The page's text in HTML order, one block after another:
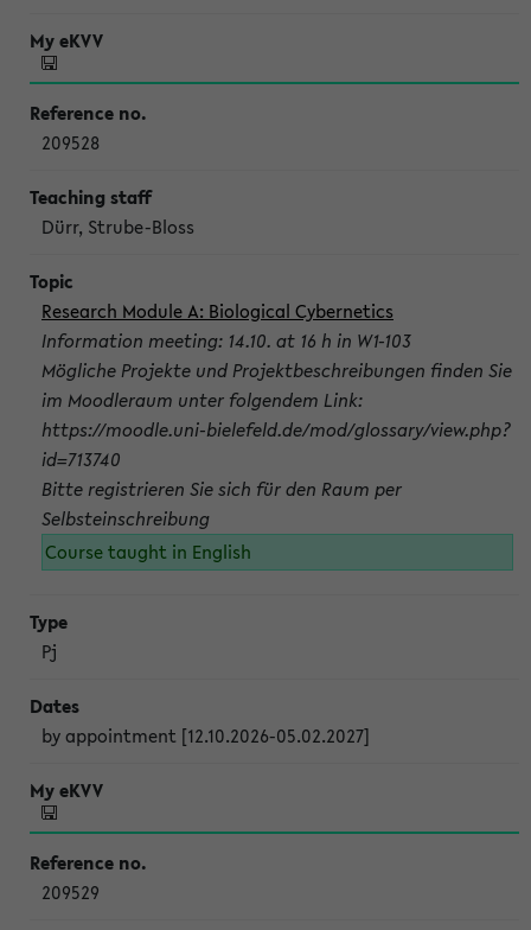
209528
Dürr, Strube-Bloss
Research Module A: Biological Cybernetics
Information meeting: 14.10. at 16 h in W1-103
Mögliche Projekte und Projektbeschreibungen finden Sie
im Moodleraum unter folgendem Link:
https://moodle.uni-bielefeld.de/mod/glossary/view.php?
id=713740
Bitte registrieren Sie sich für den Raum per
Selbsteinschreibung
Course taught in English
Pj
by appointment [12.10.2026-05.02.2027]
209529